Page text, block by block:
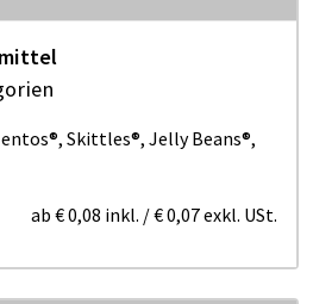
Skittles®, Jelly Beans®,
ab € 0,08 inkl. /€ 0,07exkl. USt.